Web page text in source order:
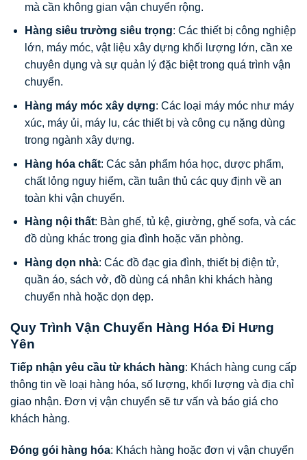
mà cần không gian vận chuyển rộng.
Hàng siêu trường siêu trọng: Các thiết bị công nghiệp
lớn, máy móc, vật liệu xây dựng khối lượng lớn, cần xe
chuyên dụng và sự quản lý đặc biệt trong quá trình vận
chuyển.
Hàng máy móc xây dựng: Các loại máy móc như máy
xúc, máy ủi, máy lu, các thiết bị và công cụ nặng dùng
trong ngành xây dựng.
Hàng hóa chất: Các sản phẩm hóa học, dược phẩm,
chất lỏng nguy hiểm, cần tuân thủ các quy định về an
toàn khi vận chuyển.
Hàng nội thất: Bàn ghế, tủ kệ, giường, ghế sofa, và các
đồ dùng khác trong gia đình hoặc văn phòng.
Hàng dọn nhà: Các đồ đạc gia đình, thiết bị điện tử,
quần áo, sách vở, đồ dùng cá nhân khi khách hàng
chuyển nhà hoặc dọn dẹp.
Quy Trình Vận Chuyển Hàng Hóa Đi Hưng
Yên
Tiếp nhận yêu cầu từ khách hàng: Khách hàng cung cấp
thông tin về loại hàng hóa, số lượng, khối lượng và địa chỉ
giao nhận. Đơn vị vận chuyển sẽ tư vấn và báo giá cho
khách hàng.
Đóng gói hàng hóa: Khách hàng hoặc đơn vị vận chuyển